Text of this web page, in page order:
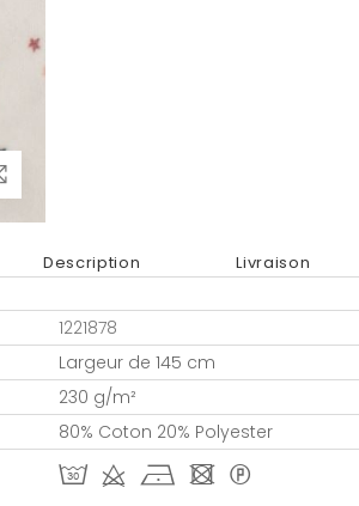
Description Livraison
1221878
Largeur de 145 cm
230 g/m²
80% Coton 20% Polyester
T d h - *